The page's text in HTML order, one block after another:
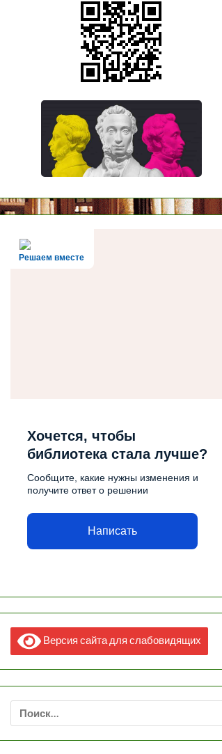
Решаем вместе
Хочется, чтобы
библиотека стала лучше?
Сообщите, какие нужны изменения и
получите ответ о решении
Написать
Версия сайта для слабовидящих
Найти: